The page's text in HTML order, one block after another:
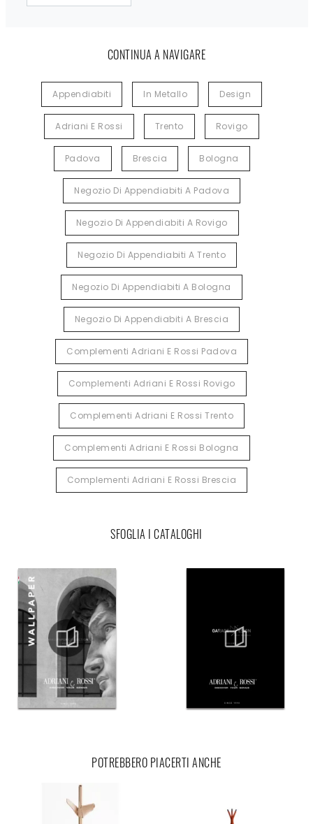
CONTINUA A NAVIGARE
Appendiabiti In Metallo Design
Adriani E Rossi Trento Rovigo
Padova Brescia Bologna
Negozio Di Appendiabiti A Padova
Negozio Di Appendiabiti A Rovigo
Negozio Di Appendiabiti A Trento
Negozio Di Appendiabiti A Bologna
Negozio Di Appendiabiti A Brescia
Complementi Adriani E Rossi Padova
Complementi Adriani E Rossi Rovigo
Complementi Adriani E Rossi Trento
Complementi Adriani E Rossi Bologna
Complementi Adriani E Rossi Brescia
SFOGLIA I CATALOGHI
POTREBBERO PIACERTI ANCHE